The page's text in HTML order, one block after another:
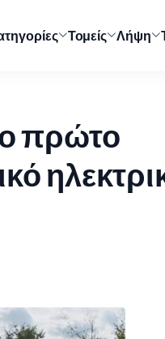
Τομείς Λήψη
πρώτο